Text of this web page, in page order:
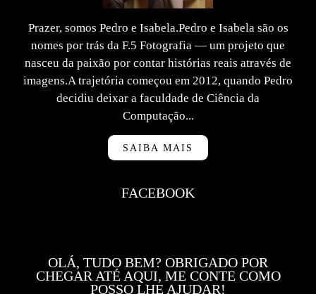
Prazer, somos Pedro e Isabela.Pedro e Isabela são os
nomes por trás da F.5 Fotografia — um projeto que
nasceu da paixão por contar histórias reais através de
imagens.A trajetória começou em 2012, quando Pedro
decidiu deixar a faculdade de Ciência da
Computação...
SAIBA MAIS
FACEBOOK
OLÁ, TUDO BEM? OBRIGADO POR
CHEGAR ATÉ AQUI, ME CONTE COMO
POSSO LHE AJUDAR!